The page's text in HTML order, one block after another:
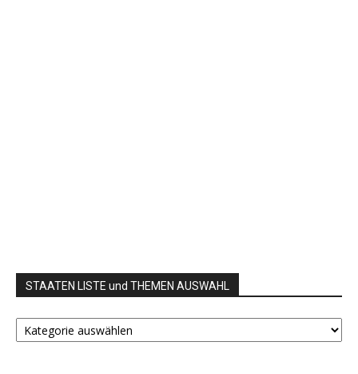
STAATEN LISTE und THEMEN AUSWAHL
STAATEN
LISTE